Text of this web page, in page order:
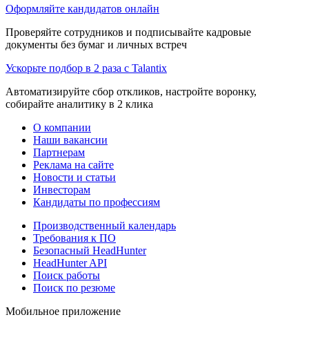
Оформляйте кандидатов онлайн
Проверяйте сотрудников и подписывайте кадровые
документы без бумаг и личных встреч
Ускорьте подбор в 2 раза с Talantix
Автоматизируйте сбор откликов, настройте воронку,
собирайте аналитику в 2 клика
О компании
Наши вакансии
Партнерам
Реклама на сайте
Новости и статьи
Инвесторам
Кандидаты по профессиям
Производственный календарь
Требования к ПО
Безопасный HeadHunter
HeadHunter API
Поиск работы
Поиск по резюме
Мобильное приложение